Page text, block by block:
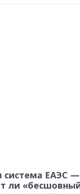
система ЕАЭС —
ли